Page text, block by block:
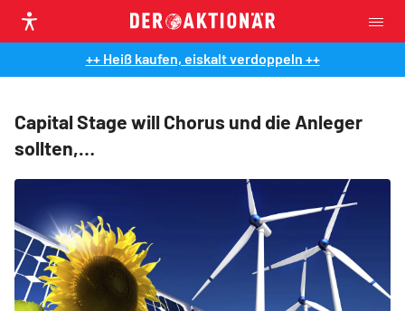
++ Heiß kaufen, eiskalt verdoppeln ++
Capital Stage will Chorus und die Anleger
sollten,…